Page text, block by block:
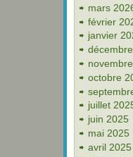
mars
février
janvier
octobre
juillet
juin 2025
mai 2025
avril 2025